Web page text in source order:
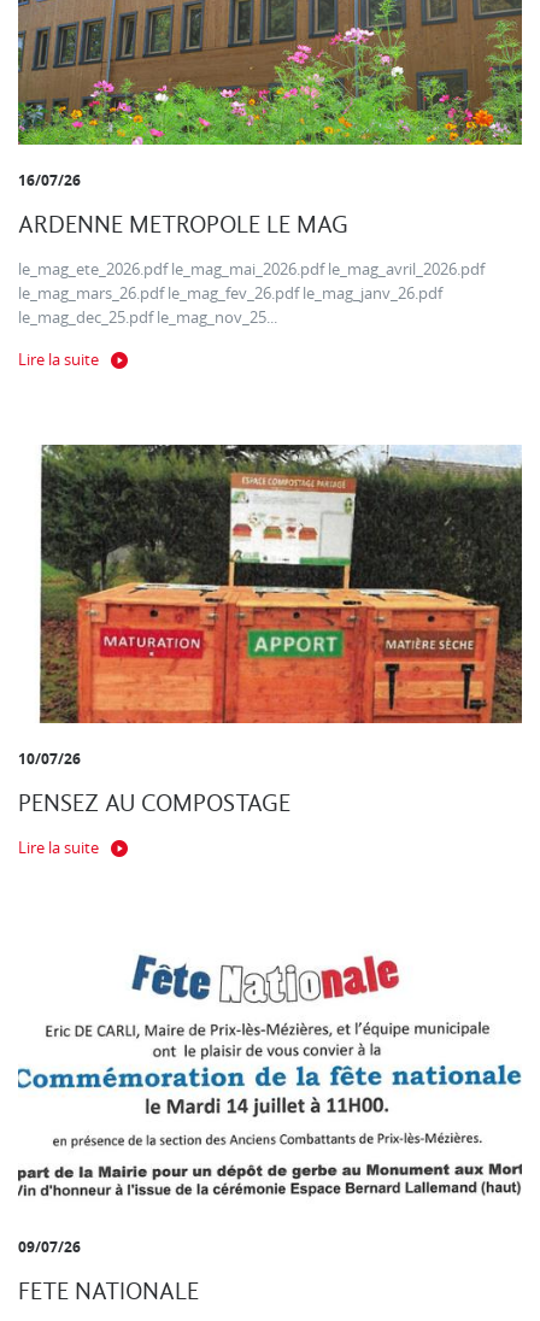
16/07/26
ARDENNE METROPOLE LE MAG
le_mag_ete_2026.pdf le_mag_mai_2026.pdf le_mag_avril_2026.pdf
le_mag_mars_26.pdf le_mag_fev_26.pdf le_mag_janv_26.pdf
le_mag_dec_25.pdf le_mag_nov_25...
Lire la suite
10/07/26
PENSEZ AU COMPOSTAGE
Lire la suite
09/07/26
FETE NATIONALE